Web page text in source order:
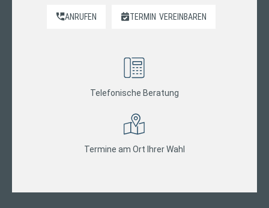
ANRUFEN TERMIN VEREINBAREN
Telefonische Beratung
Termine am Ort Ihrer Wahl